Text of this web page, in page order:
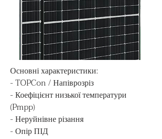
Основні характеристики:
- TOPCon / Напіврозріз
- Коефіцієнт низької температури
(Pmpp)
- Неруйнівне різання
- Опір ПІД